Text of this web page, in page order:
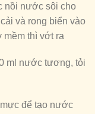
nồi nước sôi cho
và rong biển vào
mềm thì vớt ra
ml nước tương, tỏi
để tạo nước